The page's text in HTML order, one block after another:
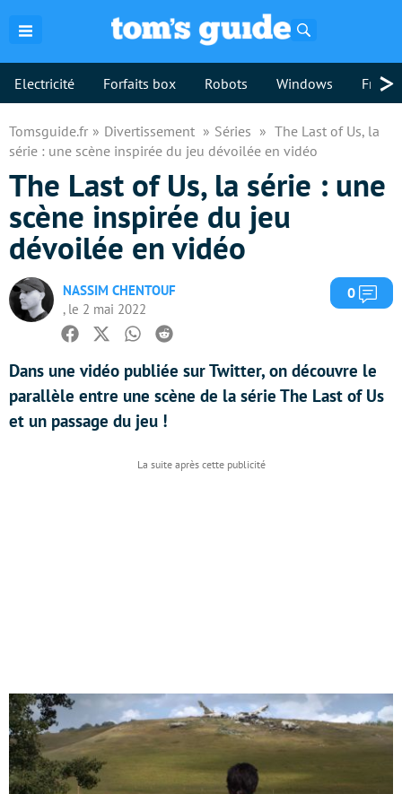
Electricité Forfaits box Robots Windows >
Tomsguide.fr Divertissement Séries
The Last of Us, la
série : une scène inspirée du jeu dévoilée en vidéo
The Last of Us, la série : une
scène inspirée du jeu
dévoilée en vidéo
NASSIM CHENTOUF
, le 2 mai 2022
0
Facebook
TwitterWhatsapp
Reddit
Dans une vidéo publiée sur Twitter, on découvre le
parallèle entre une scène de la série The Last of Us
et un passage du jeu !